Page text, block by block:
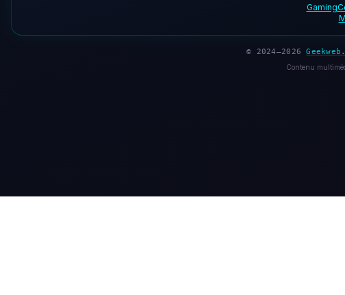
Gaming
© 2024–2026
Contenu